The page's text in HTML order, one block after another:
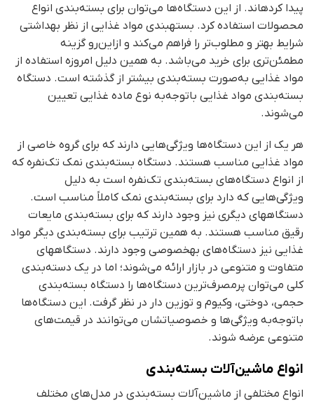
پیدا کرده­اند. از این دستگاه‌ها می‌توان برای بسته‌بندی انواع
محصولات استفاده کرد. بسته­بندی مواد غذایی از نظر بهداشتی
شرایط بهتر و مطلوب‌تر را فراهم می‌کند و ازاین‌رو گزینه
مطمئن‌تری برای خرید می‌باشد. به همین دلیل امروزه استفاده از
مواد غذایی به‌صورت بسته‌بندی بیشتر از گذشته است. دستگاه
بسته‌بندی مواد غذایی باتوجه‌به نوع ماده غذایی تعیین
می‌شوند.
هر یک از این دستگاه‌ها ویژگی‌هایی دارند که برای گروه خاصی از
مواد غذایی مناسب هستند. دستگاه بسته‌بندی نمک تک‌نفره که
از انواع دستگاه‌های بسته‌بندی تک‌نفره است به دلیل
ویژگی‌هایی که دارد برای بسته‌بندی نمک کاملاً مناسب است.
دستگاه­های دیگری نیز وجود دارند که برای بسته‌بندی مایعات
رقیق مناسب هستند. به همین ترتیب برای بسته‌بندی دیگر مواد
غذایی نیز دستگاه‌های به­خصوصی وجود دارند. دستگاه­های
متفاوت و متنوعی در بازار ارائه می‌شوند؛ اما در یک دسته‌بندی
کلی می‌توان پرمصرف‌ترین دستگاه‌ها را دستگاه بسته‌بندی
حجمی، دوختی، وکیوم و توزین دار در نظر گرفت. این دستگاه‌ها
باتوجه‌به ویژگی‌ها و خصوصیاتشان می‌توانند در قیمت‌های
متنوعی عرضه شوند.
انواع ماشین‌آلات بسته‌بندی
انواع مختلفی از ماشین‌آلات بسته‌بندی در مدل‌های مختلف